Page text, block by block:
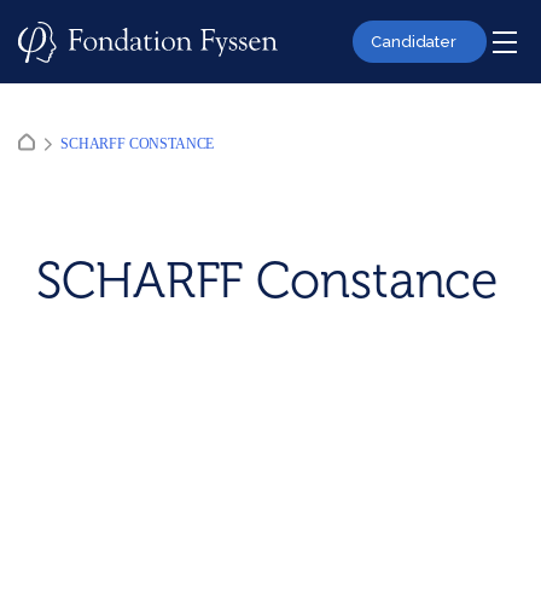
Candidater
SCHARFF CONSTANCE
SCHARFF Constance